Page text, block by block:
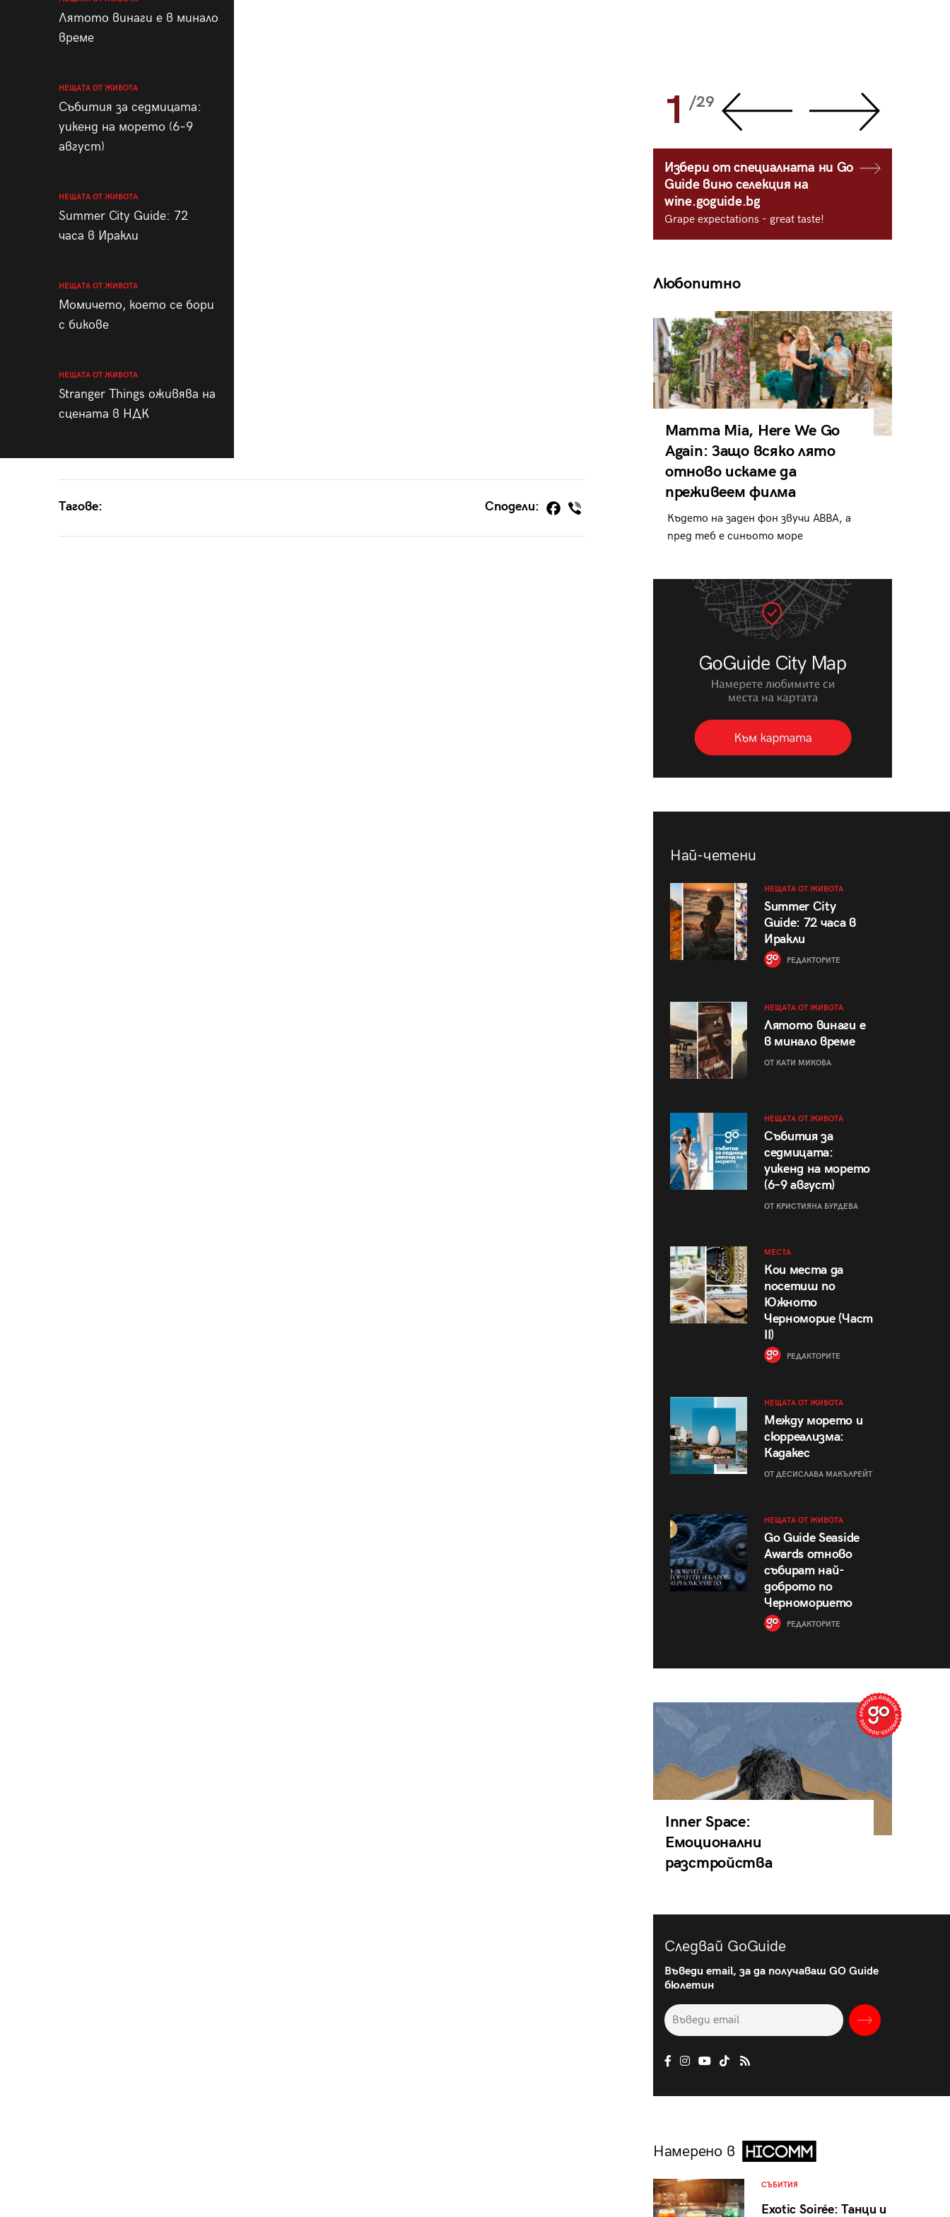
Лятото винаги е в минало
време
НЕЩАТА ОТ ЖИВОТА
Събития за седмицата:
уикенд на морето (6–9
август)
НЕЩАТА ОТ ЖИВОТА
Summer City Guide: 72
часа в Иракли
НЕЩАТА ОТ ЖИВОТА
Момичето, което се бори
с бикове
НЕЩАТА ОТ ЖИВОТА
Stranger Things оживява на
сцената в НДК
Тагове: Сподели:
28 1 /29
Избери от специалната ни Go
Guide вино селекция на
wine.goguide.bg
Grape expectations - great taste!
Любопитно
Mamma Mia, Here We Go
Again: Защо всяко лято
отново искаме да
преживеем филма
Където на заден фон звучи ABBA, а
пред теб е синьото море
Най-четени
НЕЩАТА ОТ ЖИВОТА
Summer City
Guide: 72 часа в
Иракли
РЕДАКТОРИТЕ
НЕЩАТА ОТ ЖИВОТА
Лятото винаги е
в минало време
ОТ КАТИ МИКОВА
НЕЩАТА ОТ ЖИВОТА
Събития за
седмицата:
уикенд на морето
(6–9 август)
ОТ КРИСТИЯНА БУРДЕВА
МЕСТА
Кои места да
посетиш по
Южното
Черноморие (Част
II)
РЕДАКТОРИТЕ
НЕЩАТА ОТ ЖИВОТА
Между морето и
сюрреализма:
Кадакес
ОТ ДЕСИСЛАВА МАКЪЛРЕЙТ
НЕЩАТА ОТ ЖИВОТА
Go Guide Seaside
Awards отново
събират най-
доброто по
Черноморието
РЕДАКТОРИТЕ
Inner Space:
Емоционални
разстройства
Следвай GoGuide
Въведи email, за да получаваш GO Guide
бюлетин
Намерено в
СЪБИТИЯ
Exotic Soirée: Танци и